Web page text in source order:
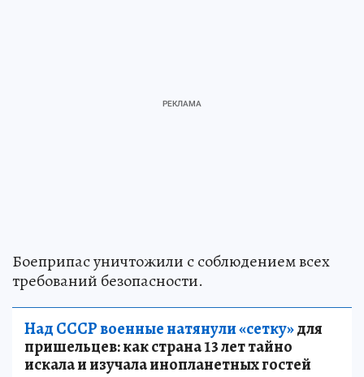
Боеприпас уничтожили с соблюдением всех
требований безопасности.
Над СССР военные натянули «сетку»для
пришельцев: как страна 13 лет тайно
искала и изучала инопланетных гостей